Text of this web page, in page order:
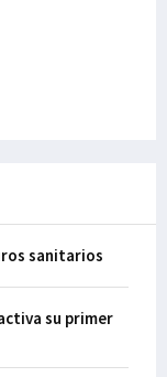
sanitarios
su primer